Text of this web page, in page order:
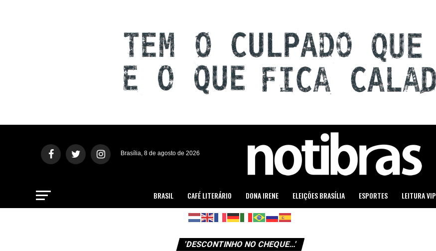
Brasília, 8 de agosto de 2026
BRASIL CAFÉ LITERÁRIO DONA IRENE ELEIÇÕES BRASÍLIA ESPORTES LEITURA VIP
'DESCONTINHO NO CHEQUE...'